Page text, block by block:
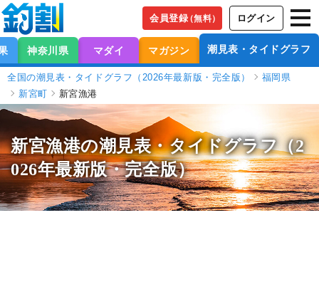
会員登録（無料） ログイン
神奈川県 マダイ マガジン 潮見表・タイドグラフ
全国の潮見表・タイドグラフ（2026年最新版・完全版）
福岡県
新宮町
新宮漁港
新宮漁港の潮見表・タイドグラフ（2
026年最新版・完全版）